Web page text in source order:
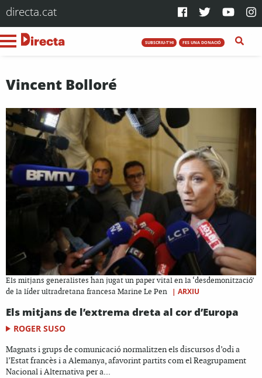
directa.cat
SUBSCRIU-T'HI FES UNA DONACIÓ
Vincent Bolloré
Els mitjans generalistes han jugat un paper vital en la ‘desdemonització’
de la líder ultradretana francesa Marine Le Pen
| ARXIU
Els mitjans de l’extrema dreta al cor d’Europa
ROGER SUSO
Magnats i grups de comunicació normalitzen els discursos d’odi a
l’Estat francès i a Alemanya, afavorint partits com el Reagrupament
Nacional i Alternativa per a...